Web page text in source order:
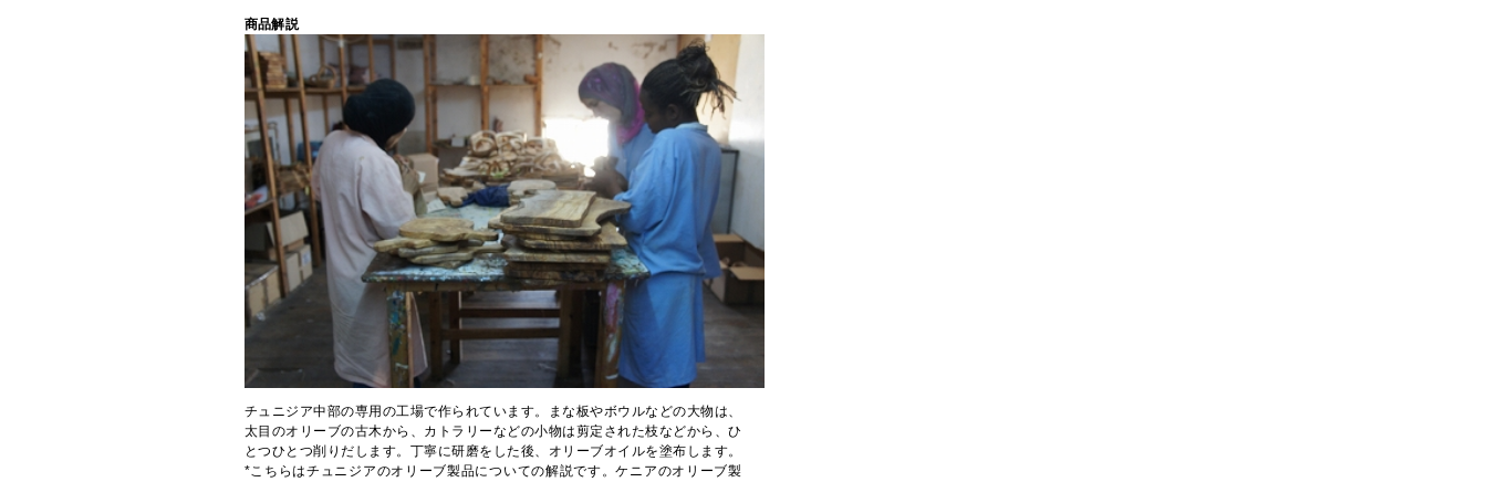
商品解説
チュニジア中部の専用の工場で作られています。まな板やボウルなどの大物は、
太目のオリーブの古木から、カトラリーなどの小物は剪定された枝などから、ひ
とつひとつ削りだします。丁寧に研磨をした後、オリーブオイルを塗布します。
*こちらはチュニジアのオリーブ製品についての解説です。ケニアのオリーブ製